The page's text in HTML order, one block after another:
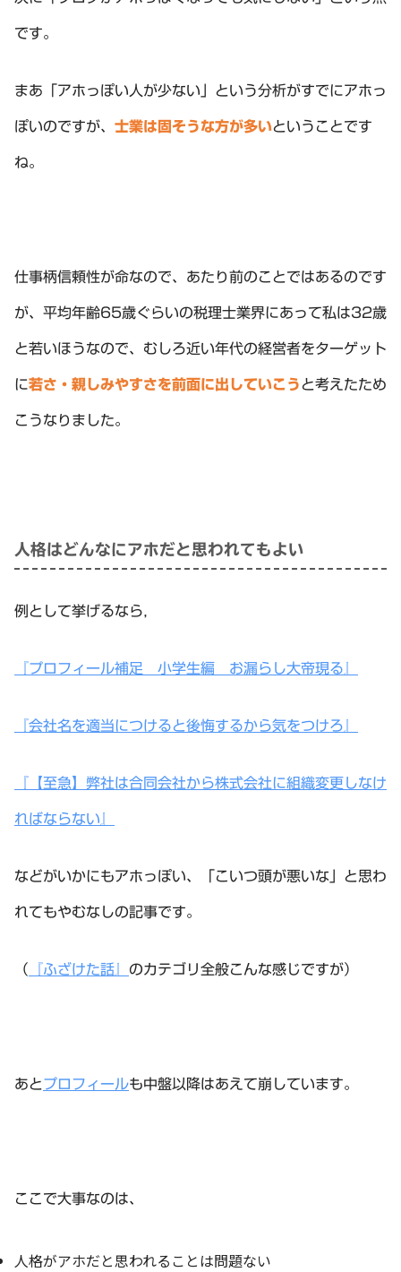
です。
まあ「アホっぽい人が少ない」という分析がすでにアホっ
ぽいのですが、 士業は固そうな方が多いということです
ね。
仕事柄信頼性が命なので、あたり前のことではあるのです
が、平均年齢65歳ぐらいの税理士業界にあって私は32歳
と若いほうなので、むしろ近い年代の経営者をターゲット
に若さ・親しみやすさを前面に出していこうと考えたため
こうなりました。
人格はどんなにアホだと思われてもよい
例として挙げるなら，
『プロフィール補足 小学生編 お漏らし大帝現る』
『会社名を適当につけると後悔するから気をつけろ』
『【至急】弊社は合同会社から株式会社に組織変更しなけ
ればならない』
などがいかにもアホっぽい、「こいつ頭が悪いな」と思わ
れてもやむなしの記事です。
（ 『ふざけた話』 のカテゴリ全般こんな感じですが）
あとプロフィールも中盤以降はあえて崩しています。
ここで大事なのは、
人格がアホだと思われることは問題ない